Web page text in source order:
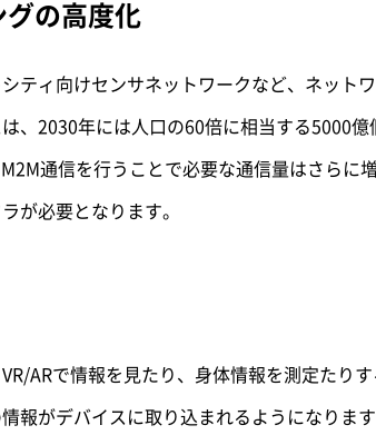
グの高度化
ティ向けセンサネットワークなど、ネット
、2030年には人口の60倍に相当する5000
通信を行うことで必要な通信量はさらに
が必要となります。
ARで情報を見たり、身体情報を測定たり
報がデバイスに取り込まれるようになりま